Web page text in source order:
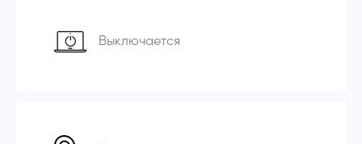
Выключается